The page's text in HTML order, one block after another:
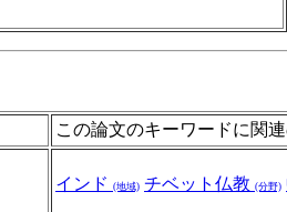
この論文のキーワードに関
インド (地域) チベット仏教 (分野)